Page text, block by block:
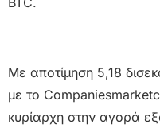
Με αποτίμηση 5,18
με το
κυρίαρχη στην αγορά